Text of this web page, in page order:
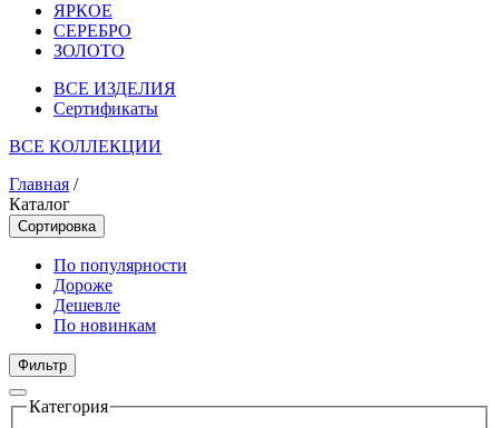
ЯРКОЕ
СЕРЕБРО
ЗОЛОТО
ВСЕ ИЗДЕЛИЯ
Сертификаты
ВСЕ КОЛЛЕКЦИИ
Главная /
Каталог
Сортировка
По популярности
Дороже
Дешевле
По новинкам
Фильтр
Категория